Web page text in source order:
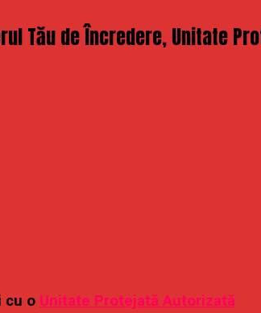
Tău de Încredere, Unitate
cu o Unitate Protejată Autorizată